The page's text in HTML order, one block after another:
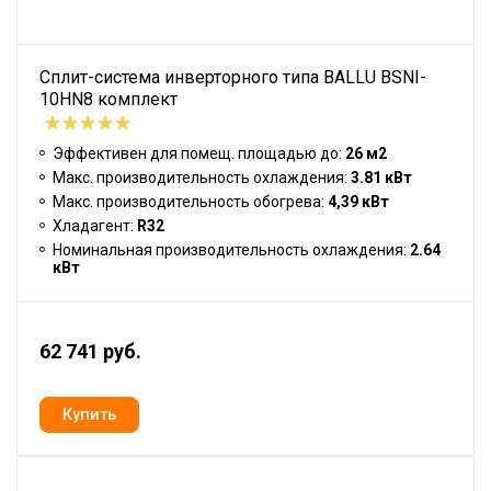
Сплит-система инверторного типа BALLU BSNI-
10HN8 комплект
Эффективен для помещ. площадью до: 26 м2
Макс. производительность охлаждения: 3.81 кВт
Макс. производительность обогрева: 4,39 кВт
Хладагент: R32
Номинальная производительность охлаждения: 2.64
кВт
62 741 руб.